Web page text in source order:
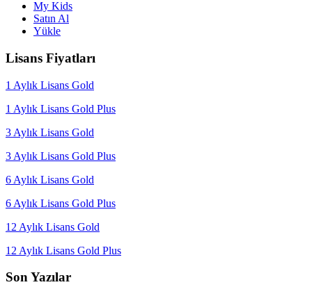
My Kids
Satın Al
Yükle
Lisans Fiyatları
1 Aylık Lisans Gold
1 Aylık Lisans Gold Plus
3 Aylık Lisans Gold
3 Aylık Lisans Gold Plus
6 Aylık Lisans Gold
6 Aylık Lisans Gold Plus
12 Aylık Lisans Gold
12 Aylık Lisans Gold Plus
Son Yazılar